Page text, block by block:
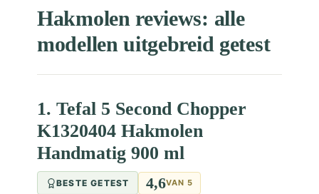
Hakmolen reviews: alle
modellen uitgebreid getest
1. Tefal 5 Second Chopper
K1320404 Hakmolen
Handmatig 900 ml
BESTE GETEST 4,6VAN 5